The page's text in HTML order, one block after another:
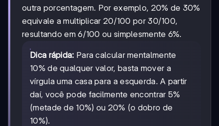
outra porcentagem. Por exemplo, 20% de 30%
equivale a multiplicar 20/100 por 30/100,
resultando em 6/100 ou simplesmente 6%.
Dica rápida: Para calcular mentalmente
10% de qualquer valor, basta mover a
vírgula uma casa para a esquerda. A partir
daí, você pode facilmente encontrar 5%
(metade de 10%) ou 20% (o dobro de
10%).